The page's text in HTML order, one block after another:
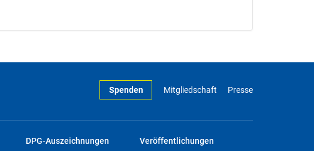
Spenden Mitgliedschaft Presse
DPG-Auszeichnungen Veröffentlichungen